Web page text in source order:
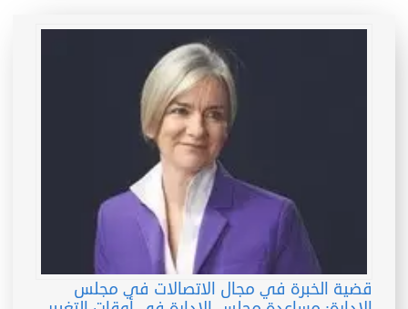
قضية الخبرة في مجال الاتصالات في مجلس